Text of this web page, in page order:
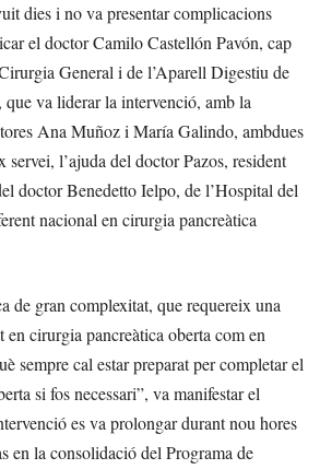
dies i no va presentar complicacions
el doctor Camilo Castellón Pavón, cap
General i de l’Aparell Digestiu de
que va liderar la intervenció, amb la
Ana Muñoz i María Galindo, ambdues
servei, l’ajuda del doctor Pazos, resident
doctor Benedetto Ielpo, de l’Hospital del
nacional en cirurgia pancreàtica
de gran complexitat, que requereix una
en cirurgia pancreàtica oberta com en
sempre cal estar preparat per completar el
si fos necessari”, va manifestar el
es va prolongar durant nou hores
en la consolidació del Programa de